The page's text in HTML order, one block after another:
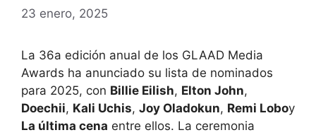
23 enero, 2025
La 36a edición anual de los GLAAD Media
Awards ha anunciado su lista de nominados
para 2025, con Billie Eilish, Elton John,
Doechii, Kali Uchis, Joy Oladokun, Remi Loboy
La última cena entre ellos. La ceremonia